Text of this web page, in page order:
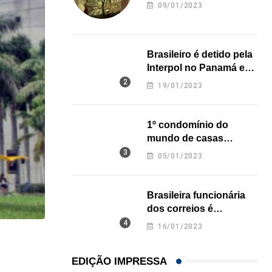
Açaí é reconhecido oficialmente como fruto
09/01/2023
Brasileiro é detido pela
Interpol no Panamá e
pode pegar prisão
19/01/2023
1º condomínio do
mundo de casas
impressas em 3D é
05/01/2023
Brasileira funcionária
dos correios é
assassinada a facadas
16/01/2023
EDIÇÃO IMPRESSA